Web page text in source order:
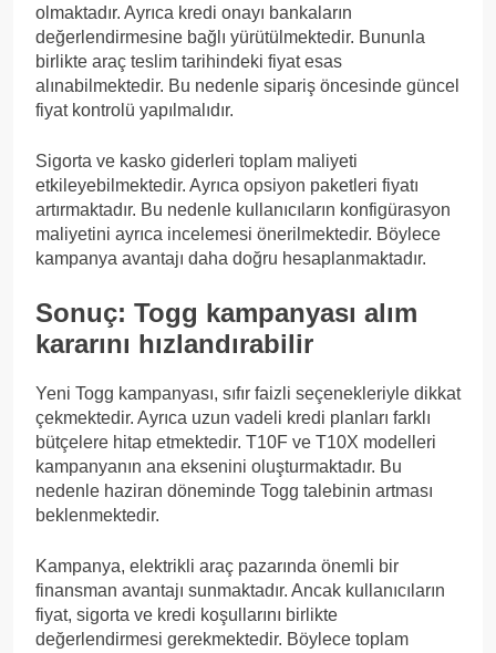
olmaktadır. Ayrıca kredi onayı bankaların
değerlendirmesine bağlı yürütülmektedir. Bununla
birlikte araç teslim tarihindeki fiyat esas
alınabilmektedir. Bu nedenle sipariş öncesinde güncel
fiyat kontrolü yapılmalıdır.
Sigorta ve kasko giderleri toplam maliyeti
etkileyebilmektedir. Ayrıca opsiyon paketleri fiyatı
artırmaktadır. Bu nedenle kullanıcıların konfigürasyon
maliyetini ayrıca incelemesi önerilmektedir. Böylece
kampanya avantajı daha doğru hesaplanmaktadır.
Sonuç: Togg kampanyası alım
kararını hızlandırabilir
Yeni Togg kampanyası, sıfır faizli seçenekleriyle dikkat
çekmektedir. Ayrıca uzun vadeli kredi planları farklı
bütçelere hitap etmektedir. T10F ve T10X modelleri
kampanyanın ana eksenini oluşturmaktadır. Bu
nedenle haziran döneminde Togg talebinin artması
beklenmektedir.
Kampanya, elektrikli araç pazarında önemli bir
finansman avantajı sunmaktadır. Ancak kullanıcıların
fiyat, sigorta ve kredi koşullarını birlikte
değerlendirmesi gerekmektedir. Böylece toplam